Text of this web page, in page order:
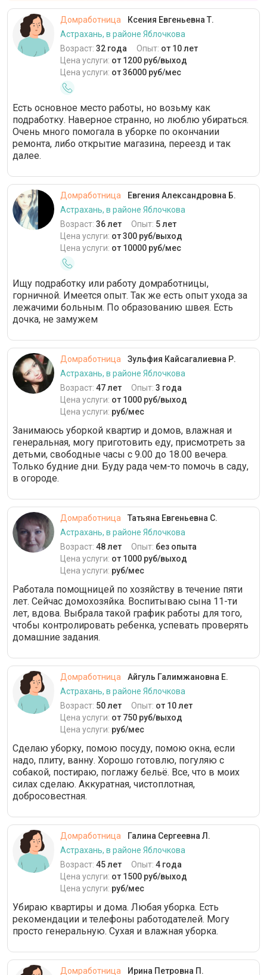
Домработница
Ксения Евгеньевна Т.
Астрахань, в районе Яблочкова
Возраст: 32 года Опыт: от 10 лет
Цена услуги: от 1200 руб/выход
Цена услуги: от 36000 руб/мес
Есть основное место работы, но возьму как
подработку. Наверное странно, но люблю убираться.
Очень много помогала в уборке по окончании
ремонта, либо открытие магазина, переезд и так
далее.
Домработница
Евгения Александровна Б.
Астрахань, в районе Яблочкова
Возраст: 36 лет Опыт: 5 лет
Цена услуги: от 300 руб/выход
Цена услуги: от 10000 руб/мес
Ищу подработку или работу домработницы,
горничной. Имеется опыт. Так же есть опыт ухода за
лежачими больным. По образованию швея. Есть
дочка, не замужем
Домработница
Зульфия Кайсагалиевна Р.
Астрахань, в районе Яблочкова
Возраст: 47 лет Опыт: 3 года
Цена услуги: от 1000 руб/выход
Цена услуги: руб/мес
Занимаюсь уборкой квартир и домов, влажная и
генеральная, могу приготовить еду, присмотреть за
детьми, свободные часы с 9.00 до 18.00 вечера.
Только будние дни. Буду рада чем-то помочь в саду,
в огороде.
Домработница
Татьяна Евгеньевна С.
Астрахань, в районе Яблочкова
Возраст: 48 лет Опыт: без опыта
Цена услуги: от 1000 руб/выход
Цена услуги: руб/мес
Работала помощницей по хозяйству в течение пяти
лет. Сейчас домохозяйка. Воспитываю сына 11-ти
лет, вдова. Выбрала такой график работы для того,
чтобы контролировать ребенка, успевать проверять
домашние задания.
Домработница
Айгуль Галимжановна Е.
Астрахань, в районе Яблочкова
Возраст: 50 лет Опыт: от 10 лет
Цена услуги: от 750 руб/выход
Цена услуги: руб/мес
Сделаю уборку, помою посуду, помою окна, если
надо, плиту, ванну. Хорошо готовлю, погуляю с
собакой, постираю, поглажу бельё. Все, что в моих
силах сделаю. Аккуратная, чистоплотная,
добросовестная.
Домработница
Галина Сергеевна Л.
Астрахань, в районе Яблочкова
Возраст: 45 лет Опыт: 4 года
Цена услуги: от 1500 руб/выход
Цена услуги: руб/мес
Убираю квартиры и дома. Любая уборка. Есть
рекомендации и телефоны работодателей. Могу
просто генеральную. Сухая и влажная уборка.
Домработница Ирина Петровна П.